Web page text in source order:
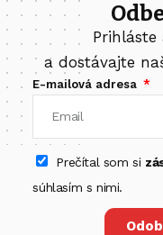
a dostávajte
E-mailová adresa
Prečítal som si
súhlasím s nimi.